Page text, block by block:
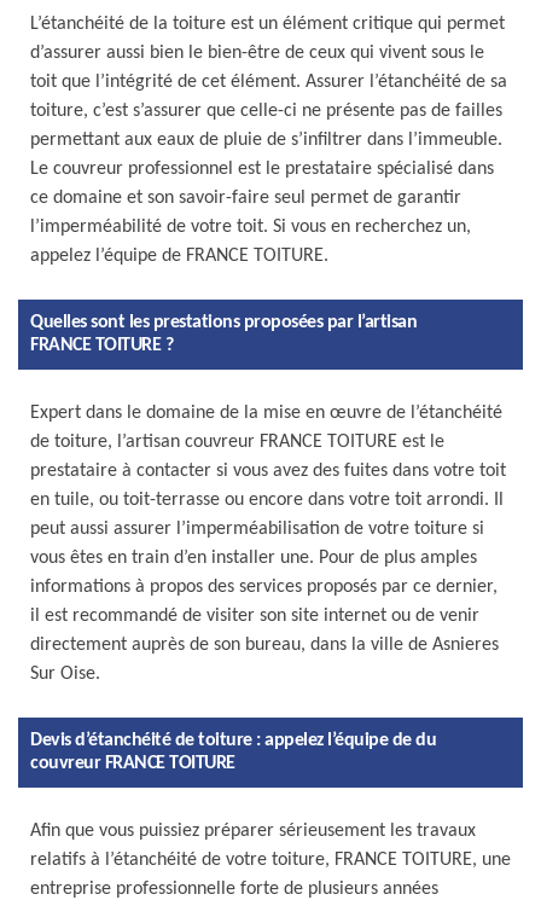
L’étanchéité de la toiture est un élément critique qui permet
d’assurer aussi bien le bien-être de ceux qui vivent sous le
toit que l’intégrité de cet élément. Assurer l’étanchéité de sa
toiture, c’est s’assurer que celle-ci ne présente pas de failles
permettant aux eaux de pluie de s’infiltrer dans l’immeuble.
Le couvreur professionnel est le prestataire spécialisé dans
ce domaine et son savoir-faire seul permet de garantir
l’imperméabilité de votre toit. Si vous en recherchez un,
appelez l’équipe de FRANCE TOITURE.
Quelles sont les prestations proposées par l’artisan
FRANCE TOITURE ?
Expert dans le domaine de la mise en œuvre de l’étanchéité
de toiture, l’artisan couvreur FRANCE TOITURE est le
prestataire à contacter si vous avez des fuites dans votre toit
en tuile, ou toit-terrasse ou encore dans votre toit arrondi. Il
peut aussi assurer l’imperméabilisation de votre toiture si
vous êtes en train d’en installer une. Pour de plus amples
informations à propos des services proposés par ce dernier,
il est recommandé de visiter son site internet ou de venir
directement auprès de son bureau, dans la ville de Asnieres
Sur Oise.
Devis d’étanchéité de toiture : appelez l’équipe de du
couvreur FRANCE TOITURE
Afin que vous puissiez préparer sérieusement les travaux
relatifs à l’étanchéité de votre toiture, FRANCE TOITURE, une
entreprise professionnelle forte de plusieurs années